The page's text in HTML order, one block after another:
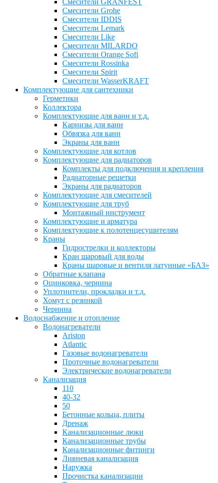
Смесители Grohe
Смесители IDDIS
Смесители Lemark
Смесители Like
Смесители MILARDO
Смесители Orange Sofi
Смесители Rossinka
Смесители Spirit
Смесители WasserKRAFT
Комплектующие для сантехники
Герметики
Коллектора
Комплектующие для ванн и т.д.
Карнизы для ванн
Обвязка для ванн
Экраны для ванн
Комплектующие для котлов
Комплектующие для радиаторов
Комплекты для подключения и крепления
Радиаторные решетки
Экраны для радиаторов
Комплектующие для смесителей
Комплектующие для труб
Монтажный инструмент
Комплектующие и арматура
Комплектующие к полотенцесушителям
Краны
Гидрострелки и коллекторы
Кран шаровый для воды
Краны шаровые и вентиля латунные «БАЗ»
Обратные клапана
Оцинковка, чернина
Уплотнители, прокладки и т.д.
Хомут с резинкой
Чернина
Водоснабжение и отопление
Водонагреватели
Ariston
Atlantic
Газовые водонагреватели
Проточные водонагреватели
Электрические водонагреватели
Канализация
110
40-32
50
Бетонные кольца, плиты
Дренаж
Канализационные люки
Канализационные трубы
Канализационные фитинги
Ливневая канализация
Наружка
Прочистка канализации